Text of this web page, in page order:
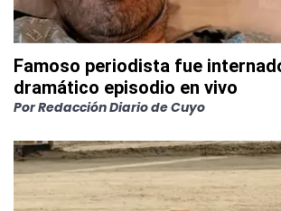
Famoso periodista fue
dramático episodio en vivo
PorRedacción Diario de Cuyo